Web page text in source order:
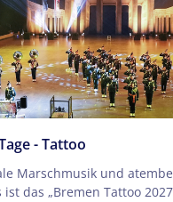
- Tattoo
Marschmusik und
ist das „Bremen Tattoo